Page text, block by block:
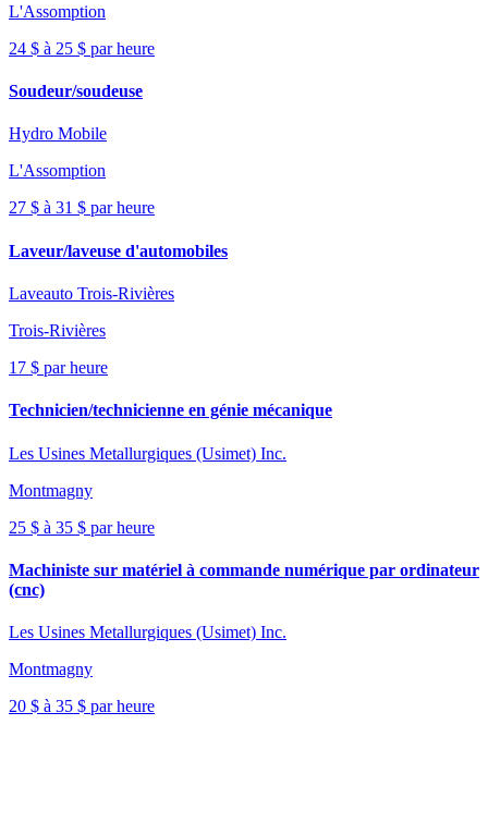
L'Assomption
24 $ à 25 $ par heure
Soudeur/soudeuse
Hydro Mobile
L'Assomption
27 $ à 31 $ par heure
Laveur/laveuse d'automobiles
Laveauto Trois-Rivières
Trois-Rivières
17 $ par heure
Technicien/technicienne en génie mécanique
Les Usines Metallurgiques (Usimet) Inc.
Montmagny
25 $ à 35 $ par heure
Machiniste sur matériel à commande numérique par ordinateur
(cnc)
Les Usines Metallurgiques (Usimet) Inc.
Montmagny
20 $ à 35 $ par heure